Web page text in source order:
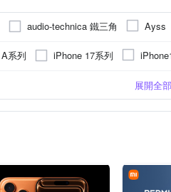
audio-technica 鐵三角 Ayss
Eschenbach
GARMIN
PHILIPS 飛利浦
POLYWELL
系列 iPhone 17系列
iPhone 13
16 Pro
iPhone 13 紅米系列
OPPO Ａ系列
iPhone14 Plus (6.7)
鏡(
Xiaomi
鋁合金
背面保護貼展開全部